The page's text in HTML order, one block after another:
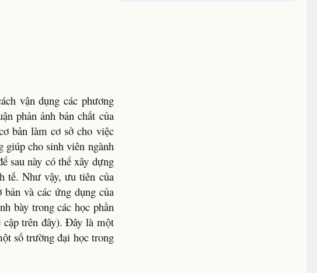
vận dụng các phương
phản ảnh bản chất của
bản làm cơ sở cho việc
cho sinh viên ngành
sau này có thể xây dựng
tế. Như vậy, ưu tiên của
và các ứng dụng của
bày trong các học phần
trên đây). Đây là một
số trường đại học trong